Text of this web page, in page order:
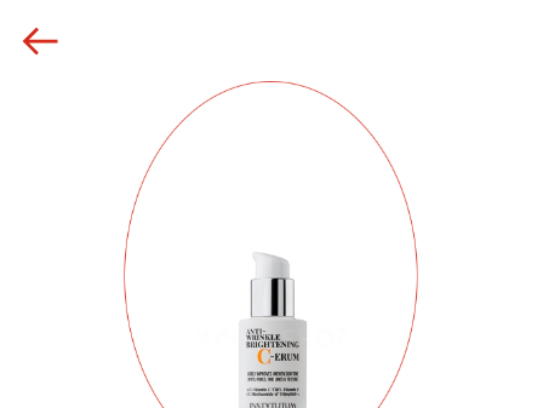
Концентрированная сыворотка на